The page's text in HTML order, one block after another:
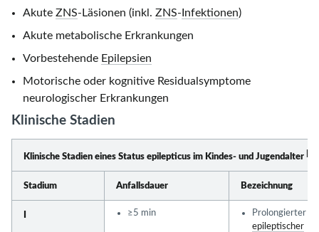
Akute ZNS-Läsionen (inkl. ZNS- Infektionen)
Akute metabolische Erkrankungen
Vorbestehende Epilepsien
Motorische oder kognitive Residualsymptome
neurologischer Erkrankungen
Klinische Stadien
Klinische Stadien eines Status epilepticus im Kindes- und Jugendalter
Stadium Anfallsdauer Bezeichnung
≥5 min
Prolongierter
epileptischer